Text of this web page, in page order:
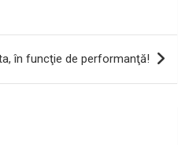
în funcţie de performanţă!